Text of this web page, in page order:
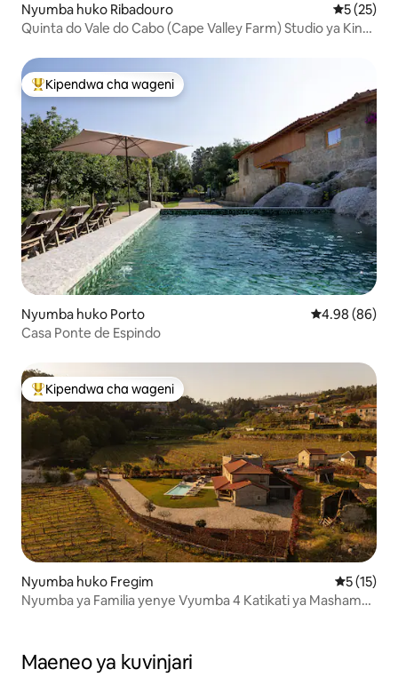
Nyumba huko Ribadouro Ukadiriaji
5 (25)
Quinta do Vale do Cabo (Cape Valley Farm) Studio ya King
Kipendwa maarufu cha wageni
Kipendwa cha wageni
Nyumba huko Porto Ukadiriaji wa
4.98 (86)
Casa Ponte de Espindo
Kipendwa maarufu cha wageni
Kipendwa cha wageni
Nyumba huko Fregim Ukadiriaji
5 (15)
Nyumba ya Familia yenye Vyumba 4 Katikati ya Mashamba
Maeneo ya kuvinjari